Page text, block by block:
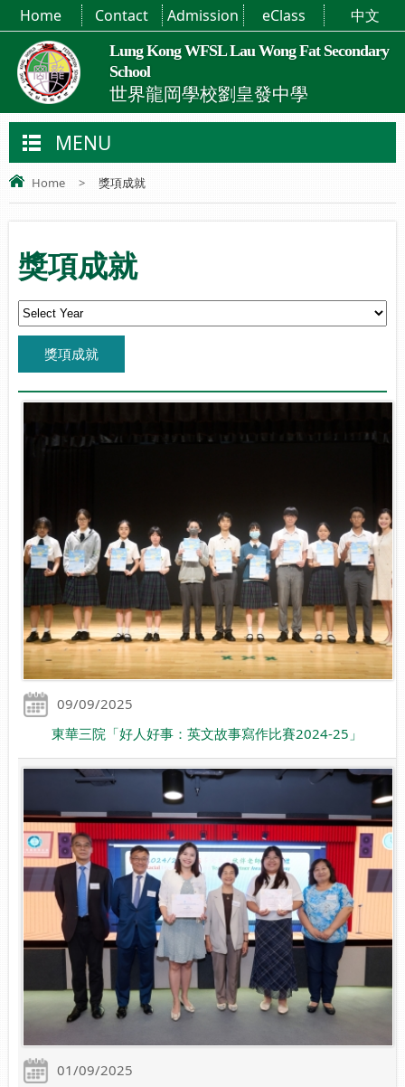
Lung Kong WFSL Lau Wong Fat Secondary
School
世界龍岡學校劉皇發中學
Home Contact Admission eClass 中文
MENU
Home > 獎項成就
獎項成就
獎項成就
09/09/2025
東華三院「好人好事：英文故事寫作比賽2024-25」
01/09/2025